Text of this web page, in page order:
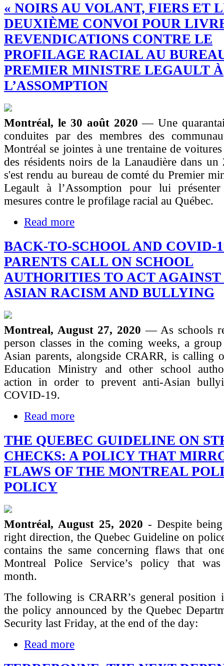
« NOIRS AU VOLANT, FIERS ET
DEUXIÈME CONVOI POUR
REVENDICATIONS CONTRE LE
PROFILAGE RACIAL AU
PREMIER MINISTRE LEGAULT À
L’ASSOMPTION
Montréal, le 30 août 2020— Une
conduites par des membres des
Montréal se jointes à une trentaine de
des résidents noirs de la Lanaudière dans
s'est rendu au bureau de comté du Premier
Legault à l’Assomption pour lui
mesures contre le profilage racial au Québec.
Read more
BACK-TO-SCHOOL AND COVID-
PARENTS CALL ON SCHOOL
AUTHORITIES TO ACT
ASIAN RACISM AND BULLYING
Montreal, August 27, 2020— As schools
person classes in the coming weeks, a
Asian parents, alongside CRARR, is calling
Education Ministry and other school
action in order to prevent anti-Asian
COVID-19.
Read more
THE QUEBEC GUIDELINE ON
CHECKS: A POLICY THAT
FLAWS OF THE MONTREAL
POLICY
Montréal, August 25, 2020 - Despite
right direction, the Quebec Guideline on
contains the same concerning flaws that
Montreal Police Service’s policy that was
month.
The following is CRARR’s general position
the policy announced by the Quebec
Security last Friday, at the end of the day:
Read more